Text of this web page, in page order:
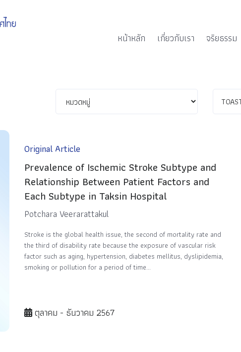
หน้าหลัก เกี่ยวกับเรา จริยธรรม
Original Article
Prevalence of Ischemic Stroke Subtype and
Relationship Between Patient Factors and
Each Subtype in Taksin Hospital
Potchara Veerarattakul
Stroke is the global health issue, the second of mortality rate and
the third of disability rate because the exposure of vascular risk
factor such as aging, hypertension, diabetes mellitus, dyslipidemia,
smoking or pollution for a period of time...
ตุลาคม - ธันวาคม 2567